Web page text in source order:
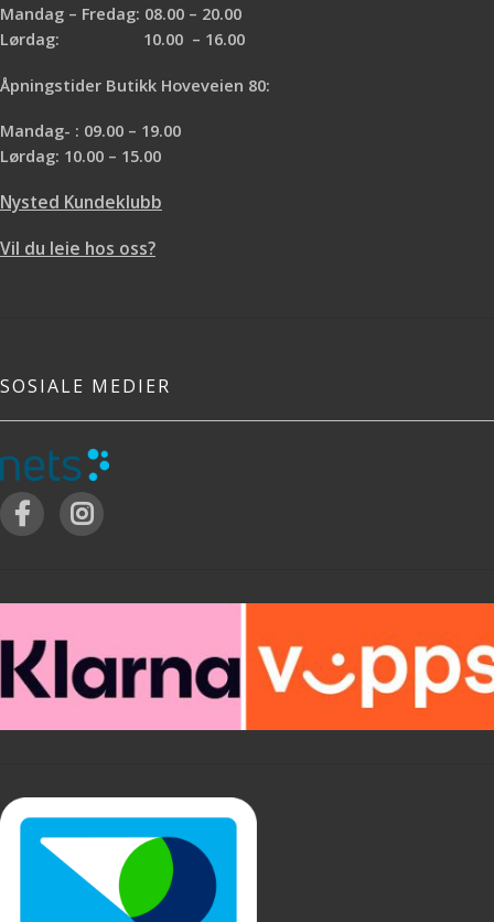
Mandag – Fredag: 08.00 – 20.00
Lørdag: 10.00 – 16.00
Åpningstider Butikk Hoveveien 80:
Mandag- : 09.00 – 19.00
Lørdag: 10.00 – 15.00
Nysted Kundeklubb
Vil du leie hos oss?
SOSIALE MEDIER